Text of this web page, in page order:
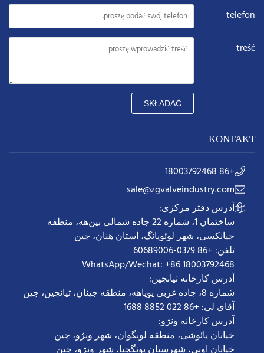
telefon
treść
SKŁADAĆ
KONTAKT
+86 18003792468
sale@zgvalveindustry.com
آدرس دفتر مرکزی:
ساختمان 1، شماره 22 جاده شمالی بین‌هه، منطقه
جیانکسی، شهر لوئویانگ، استان هنان، چین
تلفن: +86 0379-60689006
WhatsApp/Wechat: +86 18003792468
آدرس کارخانه تیانجین:
شماره 8، جاده غربی یویاهه، منطقه جینان، تیانجین، چین
آقای لی: +86 022 8852 1688
آدرس کارخانه ونژو:
خیابان یائوشی، منطقه لونگوان، شهر ونژو، چین
خیابان اوبی، شهرستان یونگجیا، شهر ونژو، چین